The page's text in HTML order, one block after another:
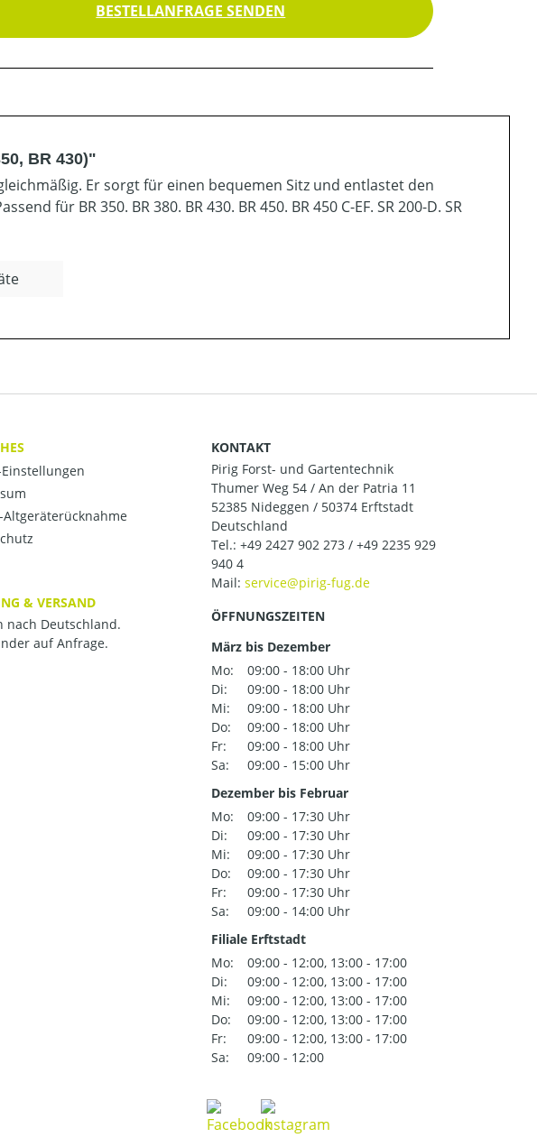
BESTELLANFRAGE SENDEN
BR 430)"
Er sorgt für einen bequemen Sitz und entlastet den
für BR 350. BR 380. BR 430. BR 450. BR 450 C-EF. SR 200-D. SR
Einstellungen
Altgeräterücknahme
& VERSAND
nach Deutschland.
auf Anfrage.
KONTAKT
Pirig Forst- und Gartentechnik
Thumer Weg 54 / An der Patria 11
52385 Nideggen / 50374 Erftstadt
Deutschland
Tel.: +49 2427 902 273 / +49 2235 929
940 4
Mail:
ÖFFNUNGSZEITEN
März bis Dezember
Mo:
09:00 - 18:00 Uhr
Di:
09:00 - 18:00 Uhr
Mi:
09:00 - 18:00 Uhr
Do:
09:00 - 18:00 Uhr
Fr:
09:00 - 18:00 Uhr
Sa:
09:00 - 15:00 Uhr
Dezember bis Februar
Mo:
09:00 - 17:30 Uhr
Di:
09:00 - 17:30 Uhr
Mi:
09:00 - 17:30 Uhr
Do:
09:00 - 17:30 Uhr
Fr:
09:00 - 17:30 Uhr
Sa:
09:00 - 14:00 Uhr
Filiale Erftstadt
Mo:
09:00 - 12:00, 13:00 - 17:00
Di:
09:00 - 12:00, 13:00 - 17:00
Mi:
09:00 - 12:00, 13:00 - 17:00
Do:
09:00 - 12:00, 13:00 - 17:00
Fr:
09:00 - 12:00, 13:00 - 17:00
Sa:
09:00 - 12:00